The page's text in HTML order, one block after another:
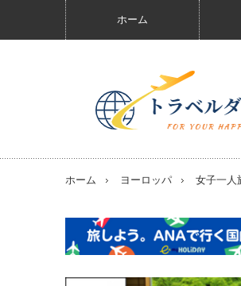
ホーム
ホーム ヨーロッパ 女子一人